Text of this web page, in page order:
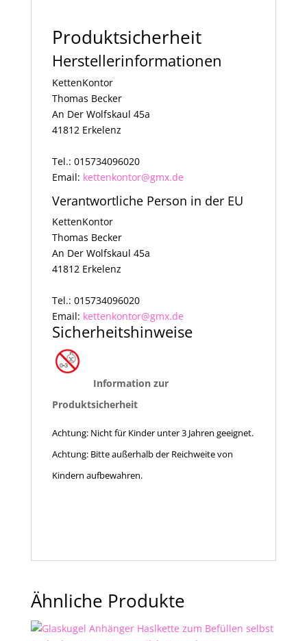
Produktsicherheit
Herstellerinformationen
KettenKontor
Thomas Becker
An Der Wolfskaul 45a
41812 Erkelenz
Tel.: 015734096020
Email: kettenkontor@gmx.de
Verantwortliche Person in der EU
KettenKontor
Thomas Becker
An Der Wolfskaul 45a
41812 Erkelenz
Tel.: 015734096020
Email: kettenkontor@gmx.de
Sicherheitshinweise
Information zur
Produktsicherheit
Achtung: Nicht für Kinder unter 3 Jahren geeignet.
Achtung: Bitte außerhalb der Reichweite von
Kindern aufbewahren.
Ähnliche Produkte